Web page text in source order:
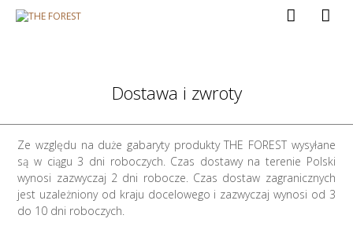
Dostawa i zwroty
Ze względu na duże gabaryty produkty THE FOREST wysyłane
są w ciągu 3 dni roboczych. Czas dostawy na terenie Polski
wynosi zazwyczaj 2 dni robocze. Czas dostaw zagranicznych
jest uzależniony od kraju docelowego i zazwyczaj wynosi od 3
do 10 dni roboczych.